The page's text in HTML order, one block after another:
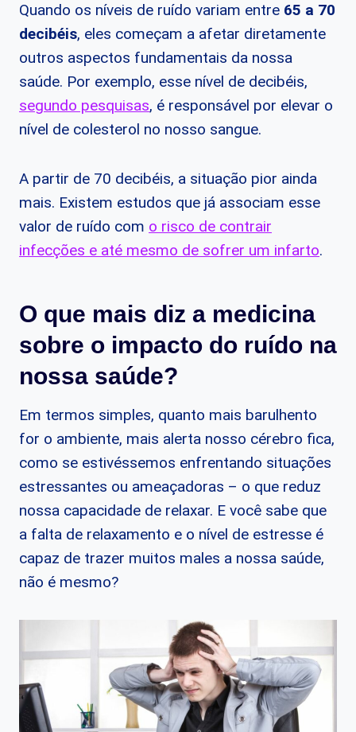
Quando os níveis de ruído variam entre 65 a 70
decibéis, eles começam a afetar diretamente
outros aspectos fundamentais da nossa
saúde. Por exemplo, esse nível de decibéis,
segundo pesquisas, é responsável por elevar o
nível de colesterol no nosso sangue.
A partir de 70 decibéis, a situação pior ainda
mais. Existem estudos que já associam esse
valor de ruído com o risco de contrair
infecções e até mesmo de sofrer um infarto.
O que mais diz a medicina
sobre o impacto do ruído na
nossa saúde?
Em termos simples, quanto mais barulhento
for o ambiente, mais alerta nosso cérebro fica,
como se estivéssemos enfrentando situações
estressantes ou ameaçadoras – o que reduz
nossa capacidade de relaxar. E você sabe que
a falta de relaxamento e o nível de estresse é
capaz de trazer muitos males a nossa saúde,
não é mesmo?